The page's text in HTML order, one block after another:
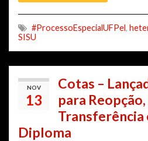
#ProcessoEspecialUFPel,
SISU
NOV
13
Cotas –
para
Transferência
Diploma